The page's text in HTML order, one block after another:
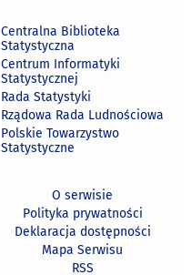
Centralna Biblioteka
Statystyczna
Centrum Informatyki
Statystycznej
Rada Statystyki
Rządowa Rada Ludnościowa
Polskie Towarzystwo
Statystyczne
O serwisie
Polityka prywatności
Deklaracja dostępności
Mapa Serwisu
RSS